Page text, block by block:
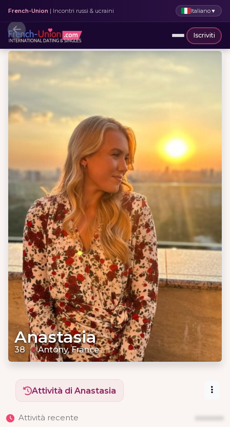
French-Union | Incontri russi & ucraini Italiano▼
Iscriviti
Anastasia
38 Antony, France
Attività di Anastasia
Attività recente xxxxxxx